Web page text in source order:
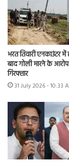
भरत तिवारी एनकाउंटर
बाद गोली मारने के
गिरफ्तार
31 July 2026 - 10:33